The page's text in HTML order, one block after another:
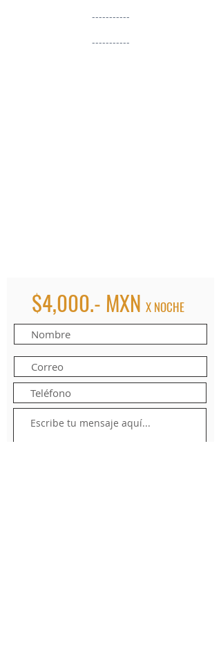
-----------
-----------
$4,000.- MXN X NOCHE